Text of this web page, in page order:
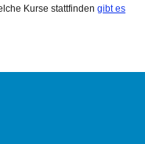
Kurse stattfinden gibt es